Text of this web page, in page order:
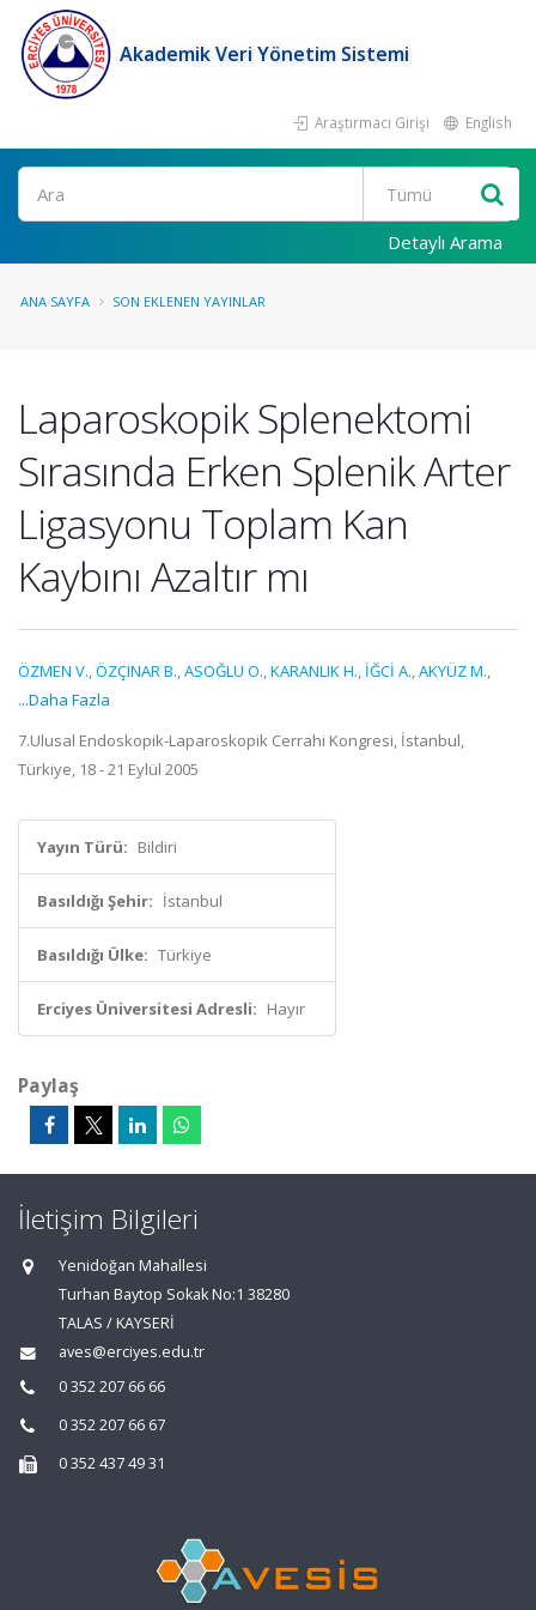
Akademik Veri Yönetim Sistemi
Araştırmacı Girişi English
Ara
Detaylı Arama
ANA SAYFA SON EKLENEN YAYINLAR
Laparoskopik Splenektomi
Sırasında Erken Splenik Arter
Ligasyonu Toplam Kan
Kaybını Azaltır mı
ÖZMEN V.,ÖZÇINAR B.,ASOĞLU O.,KARANLIK H., İĞCİ A.,AKYÜZ M.,
...Daha Fazla
7.Ulusal Endoskopik-Laparoskopik Cerrahi Kongresi, İstanbul,
Türkiye, 18 - 21 Eylül 2005
Yayın Türü: Bildiri
Basıldığı Şehir: İstanbul
Basıldığı Ülke: Türkiye
Erciyes Üniversitesi Adresli: Hayır
Paylaş
İletişim Bilgileri
Yenidoğan Mahallesi
Turhan Baytop Sokak No:1 38280
TALAS / KAYSERİ
aves@erciyes.edu.tr
0 352 207 66 66
0 352 207 66 67
0 352 437 49 31